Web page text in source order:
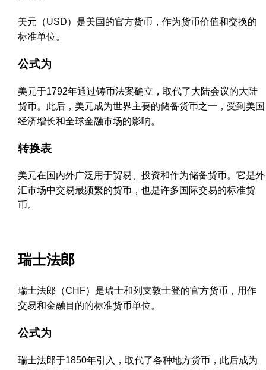
美元（USD）是美国的官方货币，作为货币价值和交换的
标准单位。
公式为
美元于1792年通过铸币法案确立，取代了大陆会议的大陆
货币。此后，美元成为世界主要的储备货币之一，受到美国
经济增长和全球金融市场的影响。
转换表
美元在国内外广泛用于贸易、投资和作为储备货币。它是外
汇市场中交易最频繁的货币，也是许多国际交易的标准货
币。
瑞士法郎
瑞士法郎（CHF）是瑞士和列支敦士登的官方货币，用作
交易和金融目的的标准货币单位。
公式为
瑞士法郎于1850年引入，取代了各种地方货币，此后成为